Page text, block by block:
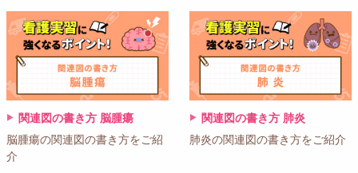
関連図の書き方 脳腫瘍
脳腫瘍の関連図の書き方をご紹
介
関連図の書き方 肺炎
肺炎の関連図の書き方をご紹介